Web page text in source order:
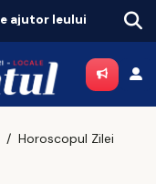
Horoscopul Zilei